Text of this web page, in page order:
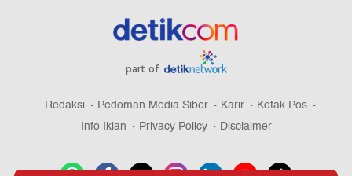
part of
Redaksi Pedoman Media Siber Karir
Kotak Pos
Info Iklan
Privacy Policy Disclaimer